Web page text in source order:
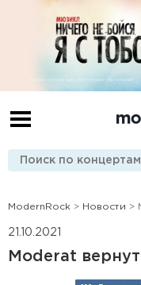
ModernRock > Новости >
21.10.2021
Moderat